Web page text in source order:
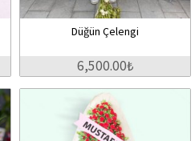
Düğün Çelengi
6,500.00₺